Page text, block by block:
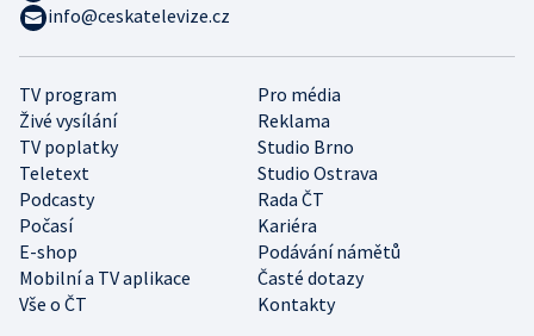
TV program
Pro média
Živé vysílání
Reklama
TV poplatky
Studio Brno
Teletext
Studio Ostrava
Podcasty
Rada ČT
Počasí
Kariéra
E-shop
Podávání námětů
Mobilní a TV aplikace
Časté dotazy
Vše o ČT
Kontakty
info@ceskatelevize.cz